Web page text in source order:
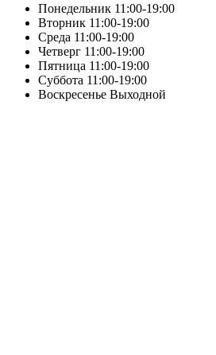
Понедельник 11:00-19:00
Вторник 11:00-19:00
Среда 11:00-19:00
Четверг 11:00-19:00
Пятница 11:00-19:00
Суббота 11:00-19:00
Воскресенье Выходной